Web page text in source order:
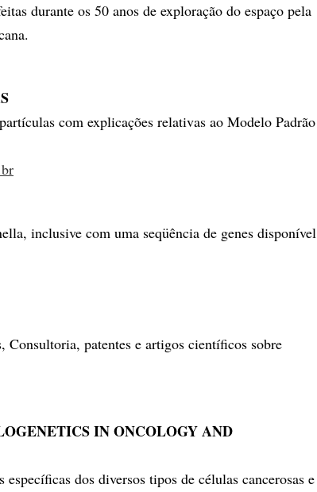
durante os 50 anos de exploração do espaço pela
com explicações relativas ao Modelo Padrão
inclusive com uma seqüência de genes disponível
Consultoria, patentes e artigos científicos sobre
IN ONCOLOGY AND
dos diversos tipos de células cancerosas e